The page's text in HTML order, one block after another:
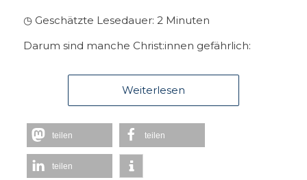
◷ Geschätzte Lesedauer: 2 Minuten
Darum sind manche Christ:innen gefährlich:
Weiterlesen
teilen teilen
teilen